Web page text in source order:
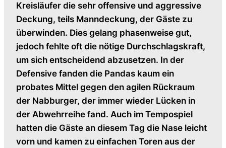
Kreisläufer die sehr offensive und aggressive
Deckung, teils Manndeckung, der Gäste zu
überwinden. Dies gelang phasenweise gut,
jedoch fehlte oft die nötige Durchschlagskraft,
um sich entscheidend abzusetzen. In der
Defensive fanden die Pandas kaum ein
probates Mittel gegen den agilen Rückraum
der Nabburger, der immer wieder Lücken in
der Abwehrreihe fand. Auch im Tempospiel
hatten die Gäste an diesem Tag die Nase leicht
vorn und kamen zu einfachen Toren aus der